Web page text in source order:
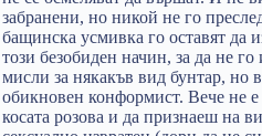
забранени, но никой не го
бащинска усмивка го оставят да
този безобиден начин, за да не го
мисли за някакъв вид бунтар, но
обикновен конформист. Вече не
косата розова и да признаеш на